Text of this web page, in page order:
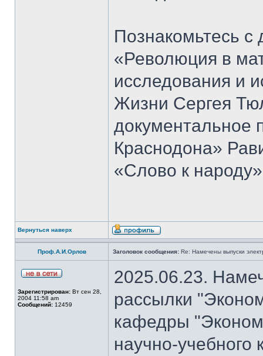
Познакомьтесь
«Революция в
исследования и
Жизни Сергея
документальное
Краснодона»
«Слово к
Вернуться наверх
Проф.А.И.Орлов Заголовок сообщения: Re: Намечены выпуски
Зарегистрирован: Вт сен 28,
2004 11:58 am
Сообщений: 12459
2025.06.23.
рассылки
кафедры
научно-